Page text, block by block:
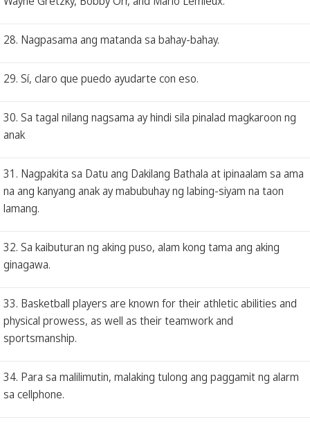
28. Nagpasama ang matanda sa bahay-bahay.
29. Sí, claro que puedo ayudarte con eso.
30. Sa tagal nilang nagsama ay hindi sila pinalad magkaroon ng
anak
31. Nagpakita sa Datu ang Dakilang Bathala at ipinaalam sa ama
na ang kanyang anak ay mabubuhay ng labing-siyam na taon
lamang.
32. Sa kaibuturan ng aking puso, alam kong tama ang aking
ginagawa.
33. Basketball players are known for their athletic abilities and
physical prowess, as well as their teamwork and
sportsmanship.
34. Para sa malilimutin, malaking tulong ang paggamit ng alarm
sa cellphone.